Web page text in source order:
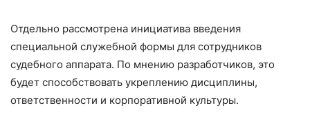
Отдельно рассмотрена инициатива введения
специальной служебной формы для сотрудников
судебного аппарата. По мнению разработчиков, это
будет способствовать укреплению дисциплины,
ответственности и корпоративной культуры.